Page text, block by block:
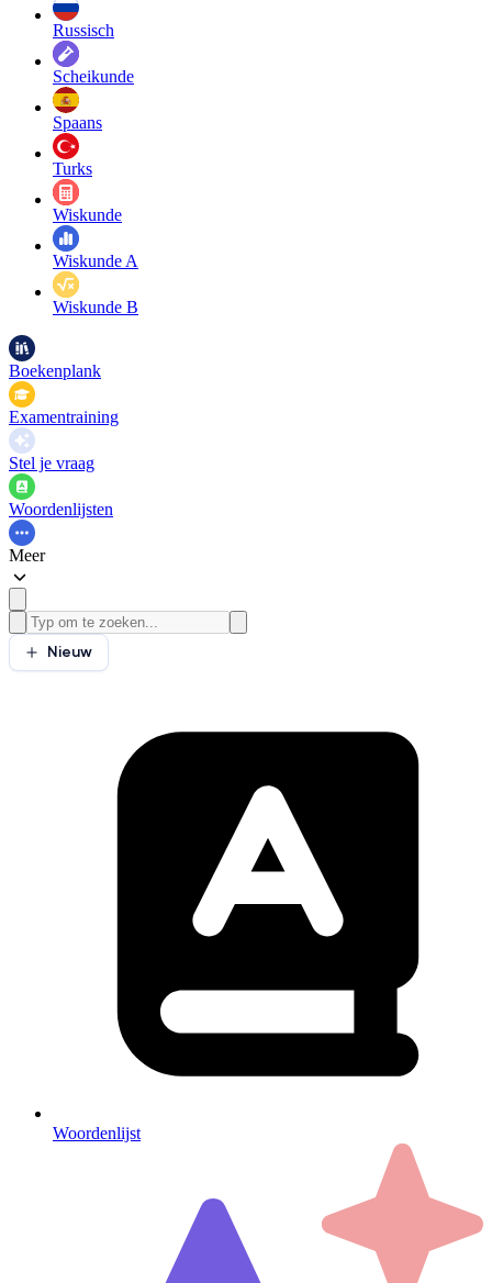
Russisch
Scheikunde
Spaans
Turks
Wiskunde
Wiskunde A
Wiskunde B
Boekenplank
Examentraining
Stel je vraag
Woordenlijsten
Meer
Nieuw
Woordenlijst